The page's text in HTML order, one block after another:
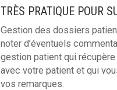
TRÈS PRATIQUE POUR
Gestion des dossiers
noter d’éventuels
gestion patient qui
avec votre patient et qui
vos remarques.